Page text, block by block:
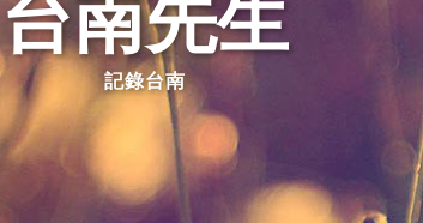
台南先生
記錄台南